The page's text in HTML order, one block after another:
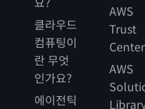
클라우드
컴퓨팅이
란 무엇
인가요?
에이전틱
AWS
Trust
Center
AWS